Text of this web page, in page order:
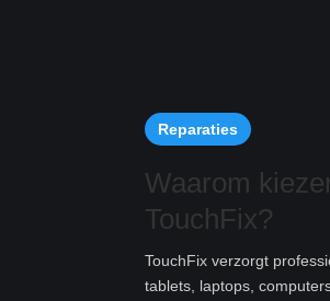
Reparaties
Waarom
TouchFix?
TouchFix verzorgt
tablets, laptops,